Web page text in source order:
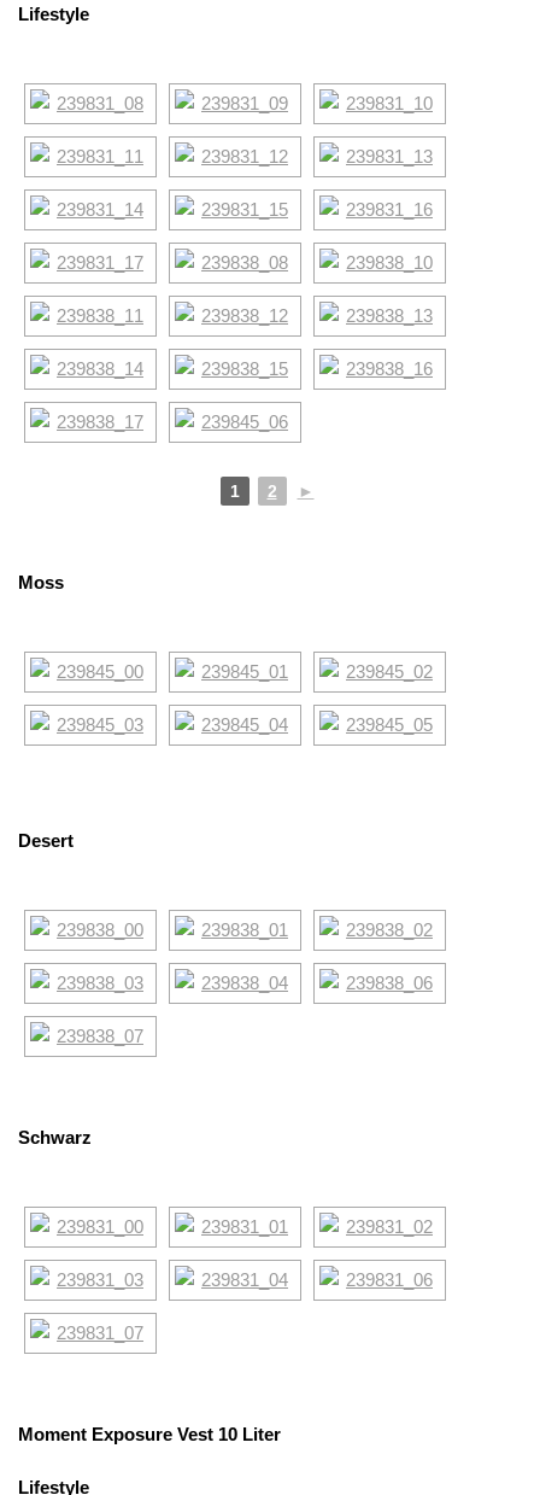
Lifestyle
1 2 ►
Moss
Desert
Schwarz
Moment Exposure Vest 10 Liter
Lifestyle